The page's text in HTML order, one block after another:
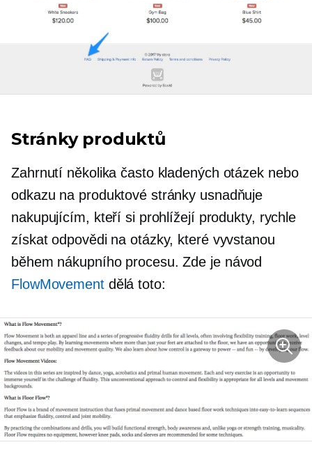
Stránky produktů
Zahrnutí několika často kladených otázek nebo
odkazu na produktové stránky usnadňuje
nakupujícím, kteří si prohlížejí produkty, rychle
získat odpovědi na otázky, které vyvstanou
během nákupního procesu. Zde je návod
FlowMovementdělá toto: